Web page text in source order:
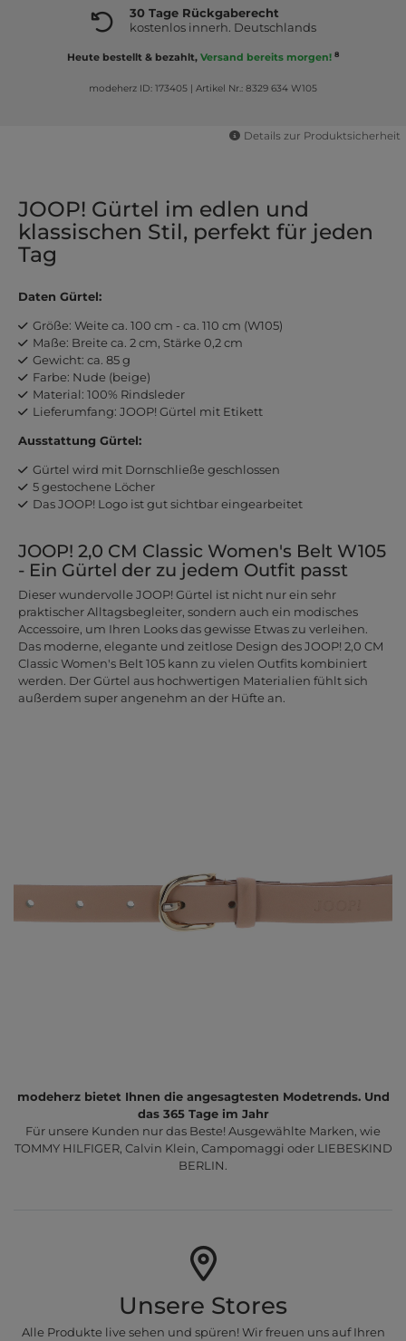
30 Tage Rückgaberecht
kostenlos innerh. Deutschlands
Heute bestellt & bezahlt, Versand bereits morgen! 8
modeherz ID: 173405 Artikel Nr.: 8329 634 W105
Details zur Produktsicherheit
JOOP! Gürtel im edlen und
klassischen Stil, perfekt für jeden
Tag
Daten Gürtel:
Größe: Weite ca. 100 cm - ca. 110 cm (W105)
Maße: Breite ca. 2 cm, Stärke 0,2 cm
Gewicht: ca. 85 g
Farbe: Nude (beige)
Material: 100% Rindsleder
Lieferumfang: JOOP! Gürtel mit Etikett
Ausstattung Gürtel:
Gürtel wird mit Dornschließe geschlossen
5 gestochene Löcher
Das JOOP! Logo ist gut sichtbar eingearbeitet
JOOP! 2,0 CM Classic Women's Belt W105
- Ein Gürtel der zu jedem Outfit passt
Dieser wundervolle JOOP! Gürtel ist nicht nur ein sehr
praktischer Alltagsbegleiter, sondern auch ein modisches
Accessoire, um Ihren Looks das gewisse Etwas zu verleihen.
Das moderne, elegante und zeitlose Design des JOOP! 2,0 CM
Classic Women's Belt 105 kann zu vielen Outfits kombiniert
werden. Der Gürtel aus hochwertigen Materialien fühlt sich
außerdem super angenehm an der Hüfte an.
modeherz bietet Ihnen die angesagtesten Modetrends. Und
das 365 Tage im Jahr
Für unsere Kunden nur das Beste! Ausgewählte Marken, wie
TOMMY HILFIGER, Calvin Klein, Campomaggi oder LIEBESKIND
BERLIN.
Unsere Stores
Alle Produkte live sehen und spüren! Wir freuen uns auf Ihren